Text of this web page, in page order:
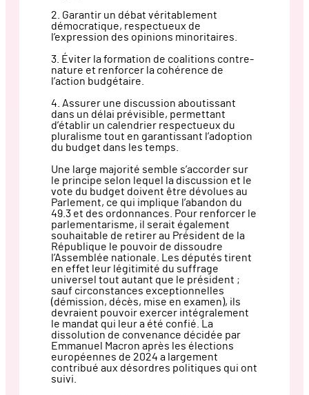
2. Garantir un débat véritablement
démocratique, respectueux de
l’expression des opinions minoritaires.
3. Éviter la formation de coalitions contre-
nature et renforcer la cohérence de
l’action budgétaire.
4. Assurer une discussion aboutissant
dans un délai prévisible, permettant
d’établir un calendrier respectueux du
pluralisme tout en garantissant l’adoption
du budget dans les temps.
Une large majorité semble s’accorder sur
le principe selon lequel la discussion et le
vote du budget doivent être dévolues au
Parlement, ce qui implique l’abandon du
49.3 et des ordonnances. Pour renforcer le
parlementarisme, il serait également
souhaitable de retirer au Président de la
République le pouvoir de dissoudre
l’Assemblée nationale. Les députés tirent
en effet leur légitimité du suffrage
universel tout autant que le président ;
sauf circonstances exceptionnelles
(démission, décès, mise en examen), ils
devraient pouvoir exercer intégralement
le mandat qui leur a été confié. La
dissolution de convenance décidée par
Emmanuel Macron après les élections
européennes de 2024 a largement
contribué aux désordres politiques qui ont
suivi.